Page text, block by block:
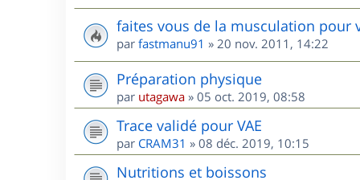
faites vous de la musculation pour
par fastmanu91 » 20 nov. 2011, 14:22
Préparation physique
par utagawa » 05 oct. 2019, 08:58
Trace validé pour VAE
par CRAM31 » 08 déc. 2019, 10:15
Nutritions et boissons